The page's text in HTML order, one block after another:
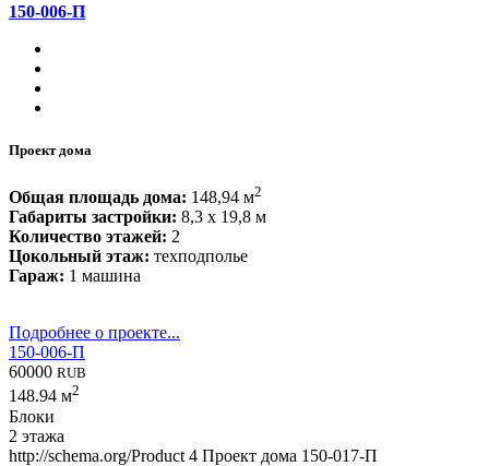
150-006-П
Проект дома
Общая площадь дома: 148,94 м2
Габариты застройки: 8,3 x 19,8 м
Количество этажей: 2
Цокольный этаж: техподполье
Гараж: 1 машина
Подробнее о проекте...
150-006-П
60000 RUB
148.94 м2
Блоки
2 этажа
http://schema.org/Product 4 Проект дома 150-017-П